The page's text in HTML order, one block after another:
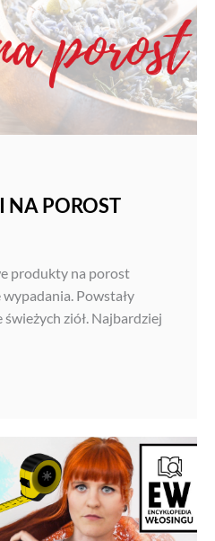
NA POROST
produkty na porost
Powstały
ziół. Najbardziej